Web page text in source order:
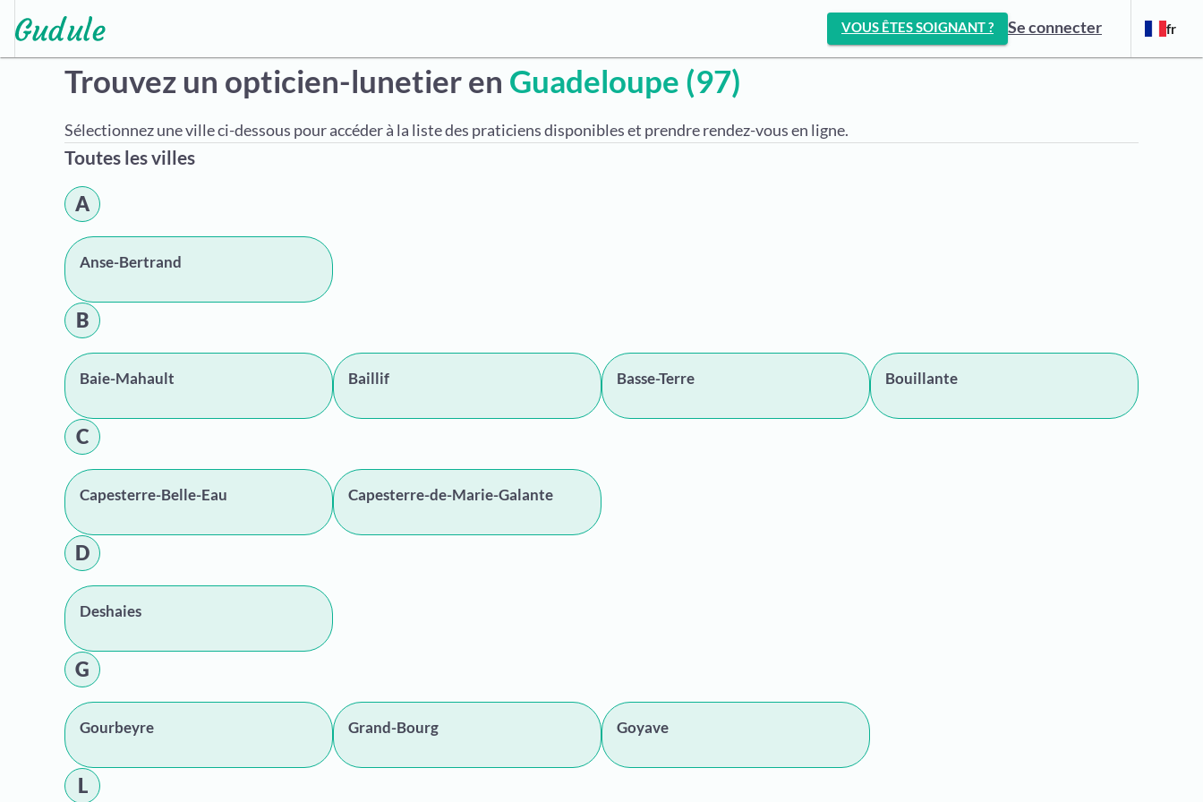
VOUS ÊTES SOIGNANT ? Se connecter fr
Trouvez un opticien-lunetier en Guadeloupe (97)
Sélectionnez une ville ci-dessous pour accéder à la liste des praticiens disponibles et prendre rendez-vous en ligne.
Toutes les villes
A
Anse-Bertrand
B
Baie-Mahault Baillif Basse-Terre Bouillante
C
Capesterre-Belle-Eau Capesterre-de-Marie-Galante
D
Deshaies
G
Gourbeyre Grand-Bourg Goyave
L